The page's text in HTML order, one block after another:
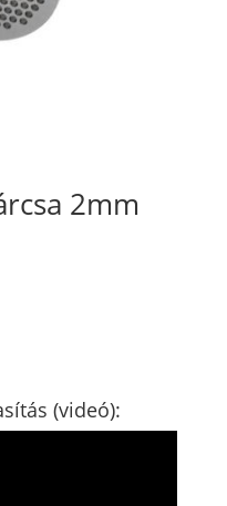
2mm
(videó):